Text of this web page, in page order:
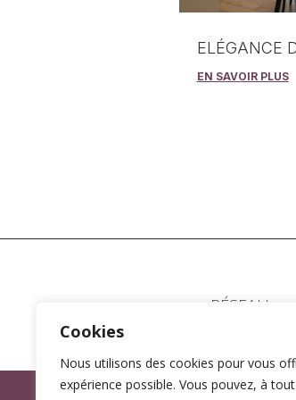
Cookies
Nous utilisons des cookies pour vous
expérience possible. Vous pouvez, à
ELÉGANCE
EN SAVOIR PLUS
RÉSEAU